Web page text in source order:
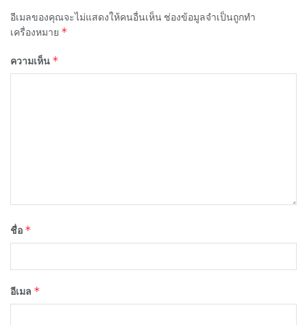
อีเมลของคุณจะไม่แสดงให้คนอื่นเห็น ช่องข้อมูลจำเป็นถูกทำ
เครื่องหมาย *
ความเห็น *
ชื่อ *
อีเมล *